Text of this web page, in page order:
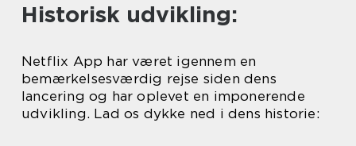
Historisk udvikling:
Netflix App har været igennem en
bemærkelsesværdig rejse siden dens
lancering og har oplevet en imponerende
udvikling. Lad os dykke ned i dens historie: